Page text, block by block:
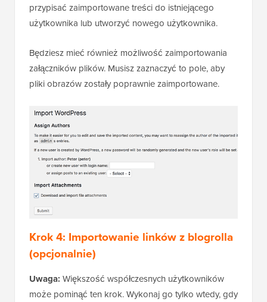
przypisać zaimportowane treści do istniejącego
użytkownika lub utworzyć nowego użytkownika.
Będziesz mieć również możliwość zaimportowania
załączników plików. Musisz zaznaczyć to pole, aby
pliki obrazów zostały poprawnie zaimportowane.
Krok 4: Importowanie linków z blogrolla
(opcjonalnie)
Uwaga: Większość współczesnych użytkowników
może pominąć ten krok. Wykonaj go tylko wtedy, gdy